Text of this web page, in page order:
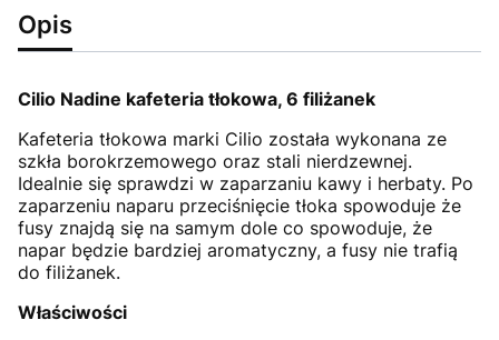
Opis
Cilio Nadine kafeteria tłokowa, 6 filiżanek
Kafeteria tłokowa marki Cilio została wykonana ze
szkła borokrzemowego oraz stali nierdzewnej.
Idealnie się sprawdzi w zaparzaniu kawy i herbaty. Po
zaparzeniu naparu przeciśnięcie tłoka spowoduje że
fusy znajdą się na samym dole co spowoduje, że
napar będzie bardziej aromatyczny, a fusy nie trafią
do filiżanek.
Właściwości